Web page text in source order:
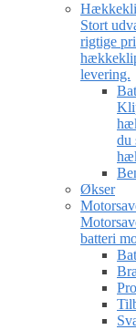
Stort
rigtige
levering.
du
Økser
batteri